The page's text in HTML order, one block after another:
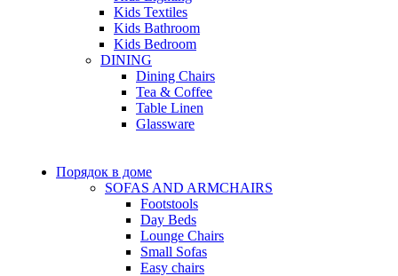
Kids Textiles
Kids Bathroom
Kids Bedroom
DINING
Dining Chairs
Tea & Coffee
Table Linen
Glassware
Порядок в доме
SOFAS AND ARMCHAIRS
Footstools
Day Beds
Lounge Chairs
Small Sofas
Easy chairs